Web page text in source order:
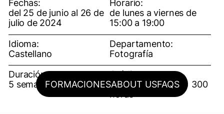
FORMACIONESABOUT USFAQS
Fechas:
del 25 de junio al 26 de
julio de 2024
Horario:
de lunes a viernes de
15:00 a 19:00
Idioma:
Castellano
Departamento:
Fotografía
Duración:
5 semanas
Créditos:
12 créditos ECTS = 300